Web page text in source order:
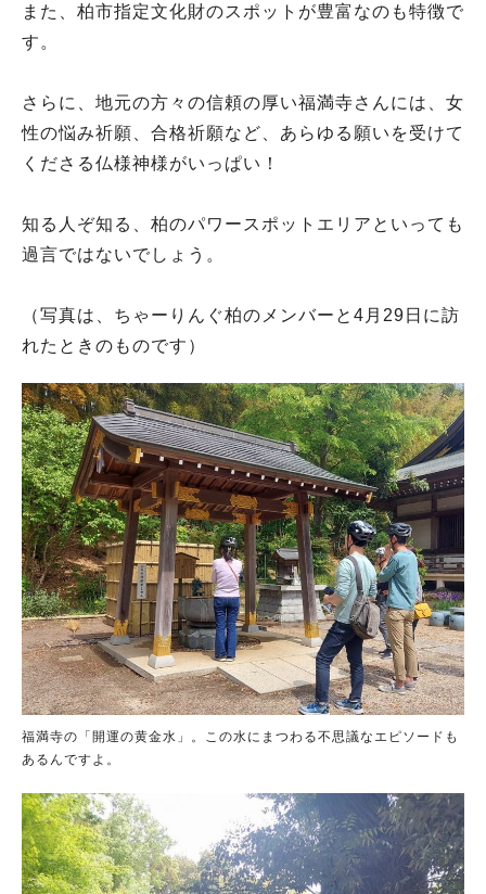
また、柏市指定文化財のスポットが豊富なのも特徴で
す。
さらに、地元の方々の信頼の厚い福満寺さんには、女
性の悩み祈願、合格祈願など、あらゆる願いを受けて
くださる仏様神様がいっぱい！
知る人ぞ知る、柏のパワースポットエリアといっても
過言ではないでしょう。
（写真は、ちゃーりんぐ柏のメンバーと4月29日に訪
れたときのものです）
福満寺の「開運の黄金水」。この水にまつわる不思議なエピソードも
あるんですよ。